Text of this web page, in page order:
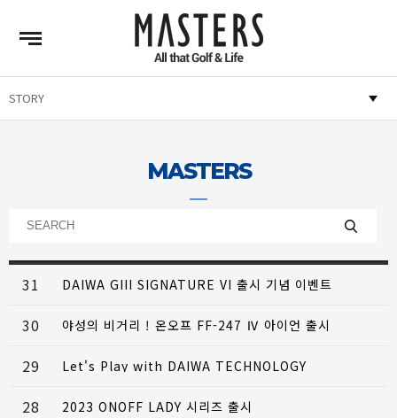
MASTERS
31 DAIWA GIII SIGNATURE VI 출시 기념 이벤트
30 야성의 비거리 ! 온오프 FF-247 Ⅳ 아이언 출시
29 Let's Play with DAIWA TECHNOLOGY
28 2023 ONOFF LADY 시리즈 출시